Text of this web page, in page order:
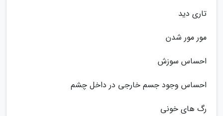
تاری دید
مور مور شدن
احساس سوزش
احساس وجود جسم خارجی در داخل چشم
رگ های خونی